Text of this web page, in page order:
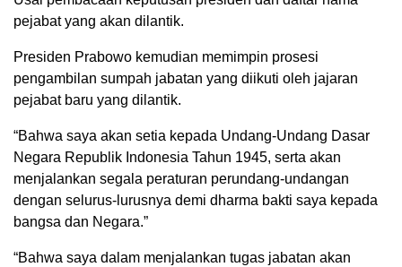
pejabat yang akan dilantik.
Presiden Prabowo kemudian memimpin prosesi
pengambilan sumpah jabatan yang diikuti oleh jajaran
pejabat baru yang dilantik.
“Bahwa saya akan setia kepada Undang-Undang Dasar
Negara Republik Indonesia Tahun 1945, serta akan
menjalankan segala peraturan perundang-undangan
dengan selurus-lurusnya demi dharma bakti saya kepada
bangsa dan Negara.”
“Bahwa saya dalam menjalankan tugas jabatan akan